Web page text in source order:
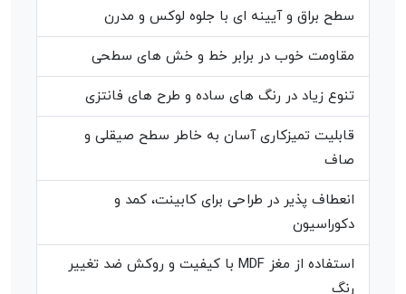
سطح براق و آیینه ای با جلوه لوکس و مدرن
مقاومت خوب در برابر خط و خش های سطحی
تنوع زیاد در رنگ های ساده و طرح های فانتزی
قابلیت تمیزکاری آسان به خاطر سطح صیقلی و
صاف
انعطاف پذیر در طراحی برای کابینت، کمد و
دکوراسیون
استفاده از مغز MDF با کیفیت و روکش ضد تغییر
رنگ